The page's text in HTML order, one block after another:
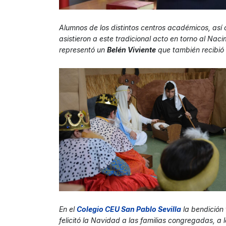
Alumnos de los distintos centros académicos,
asistieron a este tradicional acto en torno al
representó un Belén Viviente que también
En elColegio CEU San Pablo Sevilla la bendición
felicitó la Navidad a las familias congregadas, a